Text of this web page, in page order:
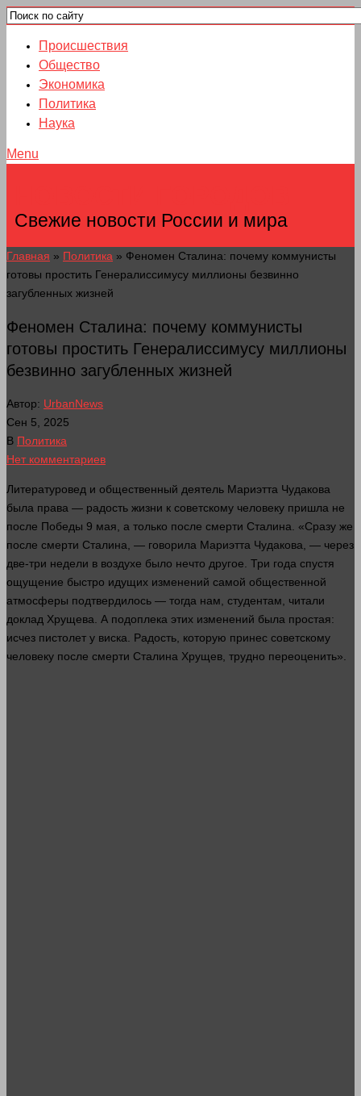
Происшествия
Общество
Экономика
Политика
Наука
Menu
Свежие новости России и мира
Главная » Политика » Феномен Сталина: почему коммунисты
готовы простить Генералиссимусу миллионы безвинно
загубленных жизней
Феномен Сталина: почему коммунисты
готовы простить Генералиссимусу миллионы
безвинно загубленных жизней
Автор: UrbanNews
Сен 5, 2025
В Политика
Нет комментариев
Литературовед и общественный деятель Мариэтта Чудакова
была права — радость жизни к советскому человеку пришла не
после Победы 9 мая, а только после смерти Сталина. «Сразу же
после смерти Сталина, — говорила Мариэтта Чудакова, — через
две‑три недели в воздухе было нечто другое. Три года спустя
ощущение быстро идущих изменений самой общественной
атмосферы подтвердилось — тогда нам, студентам, читали
доклад Хрущева. А подоплека этих изменений была простая:
исчез пистолет у виска. Радость, которую принес советскому
человеку после смерти Сталина Хрущев, трудно переоценить».